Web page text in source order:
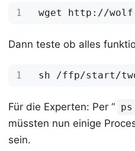
Dann teste ob alles
Für die Experten: Per “
müssten nun einige
sein.